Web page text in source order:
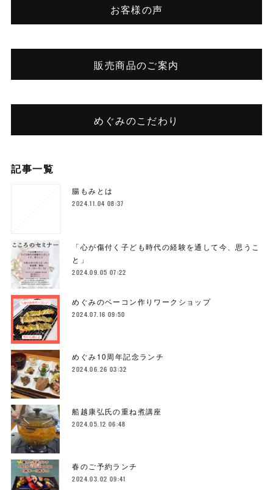
お客様の声
販売商品のご案内
めぐみのこだわり
記事一覧
腸もみとは
2024.11.04 08:37
「心が傷付く子ども時代の経験を通して今、思うこ
と」
2024.09.05 07:22
めぐみのベーコン作りワークショップ
2024.07.16 09:50
めぐみ10周年記念ランチ
2024.06.26 03:32
船越康弘氏の重ね煮講座
2024.05.12 06:48
春のご予約ランチ
2024.03.02 09:41